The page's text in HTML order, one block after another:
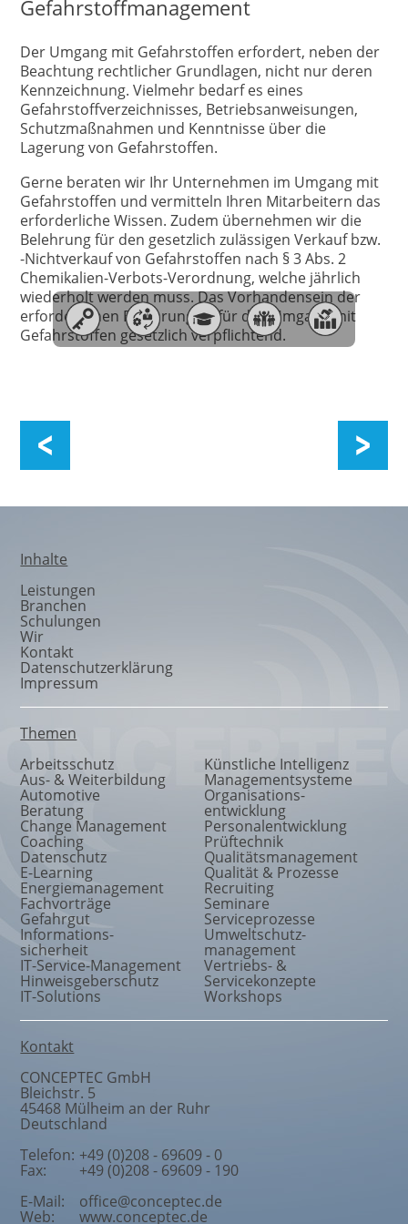
Gefahrstoffmanagement
Der Umgang mit Gefahrstoffen erfordert, neben der
Beachtung rechtlicher Grundlagen, nicht nur deren
Kennzeichnung. Vielmehr bedarf es eines
Gefahrstoffverzeichnisses, Betriebsanweisungen,
Schutzmaßnahmen und Kenntnisse über die
Lagerung von Gefahrstoffen.
Gerne beraten wir Ihr Unternehmen im Umgang mit
Gefahrstoffen und vermitteln Ihren Mitarbeitern das
erforderliche Wissen. Zudem übernehmen wir die
Belehrung für den gesetzlich zulässigen Verkauf bzw.
-Nichtverkauf von Gefahrstoffen nach § 3 Abs. 2
Chemikalien-Verbots-Verordnung, welche jährlich
wiederholt werden muss. Das Vorhandensein der
erforderlichen Belehrung ist für den Umgang mit
Gefahrstoffen gesetzlich verpflichtend.
Inhalte
Leistungen
Branchen
Schulungen
Wir
Kontakt
Datenschutzerklärung
Impressum
Themen
Arbeitsschutz
Aus- & Weiterbildung
Automotive
Beratung
Change Management
Coaching
Datenschutz
E-Learning
Energiemanagement
Fachvorträge
Gefahrgut
Informations-
sicherheit
IT-Service-Management
Hinweisgeberschutz
IT-Solutions
Künstliche Intelligenz
Managementsysteme
Organisations-
entwicklung
Personalentwicklung
Prüftechnik
Qualitätsmanagement
Qualität & Prozesse
Recruiting
Seminare
Serviceprozesse
Umweltschutz-
management
Vertriebs- &
Servicekonzepte
Workshops
Kontakt
CONCEPTEC GmbH
Bleichstr. 5
45468 Mülheim an der Ruhr
Deutschland
Telefon: +49 (0)208 - 69609 - 0
Fax:
+49 (0)208 - 69609 - 190
E-Mail:
office@conceptec.de
Web: www.conceptec.de